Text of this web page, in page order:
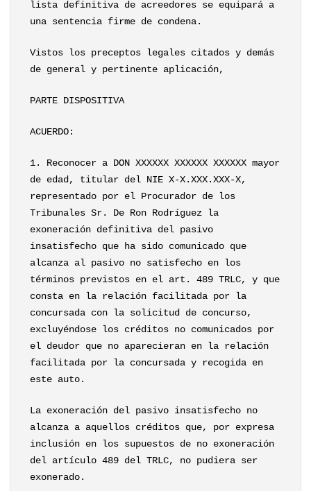
lista definitiva de acreedores se equipará a
una sentencia firme de condena.
Vistos los preceptos legales citados y demás
de general y pertinente aplicación,
PARTE DISPOSITIVA
ACUERDO:
1. Reconocer a DON XXXXXX XXXXXX XXXXXX mayor
de edad, titular del NIE X-X.XXX.XXX-X,
representado por el Procurador de los
Tribunales Sr. De Ron Rodríguez la
exoneración definitiva del pasivo
insatisfecho que ha sido comunicado que
alcanza al pasivo no satisfecho en los
términos previstos en el art. 489 TRLC, y que
consta en la relación facilitada por la
concursada con la solicitud de concurso,
excluyéndose los créditos no comunicados por
el deudor que no aparecieran en la relación
facilitada por la concursada y recogida en
este auto.
La exoneración del pasivo insatisfecho no
alcanza a aquellos créditos que, por expresa
inclusión en los supuestos de no exoneración
del artículo 489 del TRLC, no pudiera ser
exonerado.